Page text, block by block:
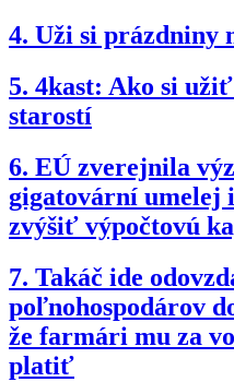
4. Uži si prázdniny
5. 4kast: Ako si
starostí
6. EÚ zverejnila
gigatovární umelej
zvýšiť výpočtovú
7. Takáč ide
poľnohospodárov
že farmári mu za
platiť